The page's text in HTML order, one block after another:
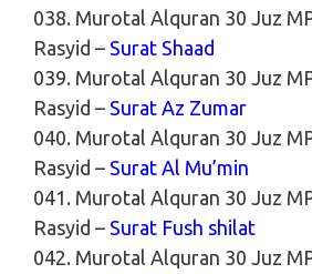
038. Murotal Alquran 30 Juz
Rasyid – Surat Shaad
039. Murotal Alquran 30 Juz
Rasyid – Surat Az Zumar
040. Murotal Alquran 30 Juz
Rasyid – Surat Al Mu’min
041. Murotal Alquran 30 Juz
Rasyid – Surat Fush shilat
042. Murotal Alquran 30 Juz